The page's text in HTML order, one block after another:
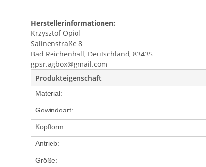
Herstellerinformationen:
Krzysztof Opiol
Salinenstraße 8
Bad Reichenhall, Deutschland, 83435
gpsr.agbox@gmail.com
Produkteigenschaft
Material:
Gewindeart:
Kopfform:
Antrieb:
Größe: